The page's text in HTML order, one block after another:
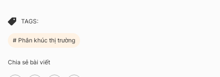
TAGS:
Phân khúc thị trường
Chia sẻ bài viết